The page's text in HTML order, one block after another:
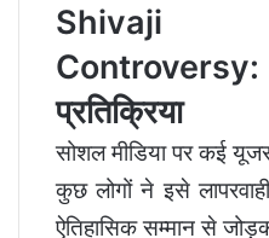
Shivaji
Controversy:
प्रतिक्रिया
सोशल मीडिया पर कई
कुछ लोगों ने इसे
ऐतिहासिक सम्मान से